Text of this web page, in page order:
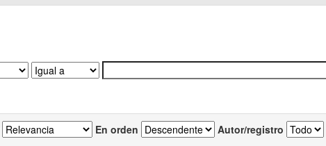
En orden Autor/registro